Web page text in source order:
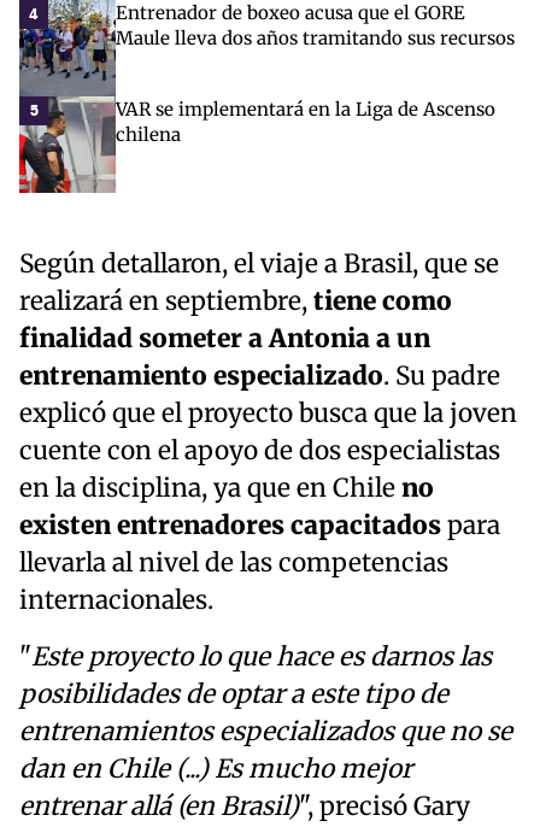
4
Entrenador de boxeo acusa que el GORE
Maule lleva dos años tramitando sus recursos
5
VAR se implementará en la Liga de Ascenso
chilena
Según detallaron, el viaje a Brasil, que se
realizará en septiembre,tiene como
finalidad someter a Antonia a un
entrenamiento especializado. Su padre
explicó que el proyecto busca que la joven
cuente con el apoyo de dos especialistas
en la disciplina, ya que en Chileno
existen entrenadores capacitadospara
llevarla al nivel de las competencias
internacionales.
"Este proyecto lo que hace es darnos las
posibilidades de optar a este tipo de
entrenamientos especializados que no se
dan en Chile (...) Es mucho mejor
entrenar allá (en Brasil)", precisó Gary